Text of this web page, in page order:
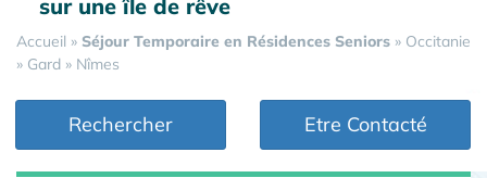
sur une île de rêve
Accueil » Séjour Temporaire en Résidences Seniors » Occitanie
» Gard » Nîmes
Rechercher Etre Contacté